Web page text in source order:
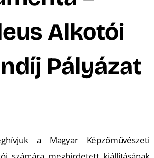
Alkotói
Pályázat
a Magyar Képzőművészeti